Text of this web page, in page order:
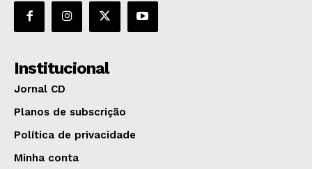
Institucional
Jornal CD
Planos de subscrição
Política de privacidade
Minha conta